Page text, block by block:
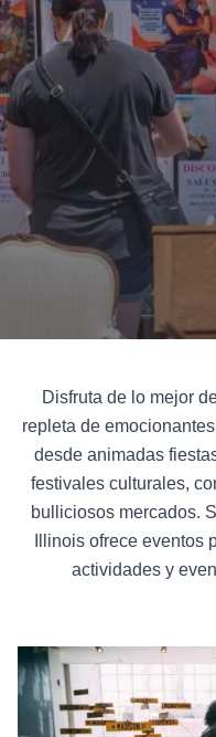
Disfruta de lo mejor
repleta de
desde animadas
festivales culturales,
bulliciosos mercados.
Illinois ofrece eventos
actividades y
Patrimonio